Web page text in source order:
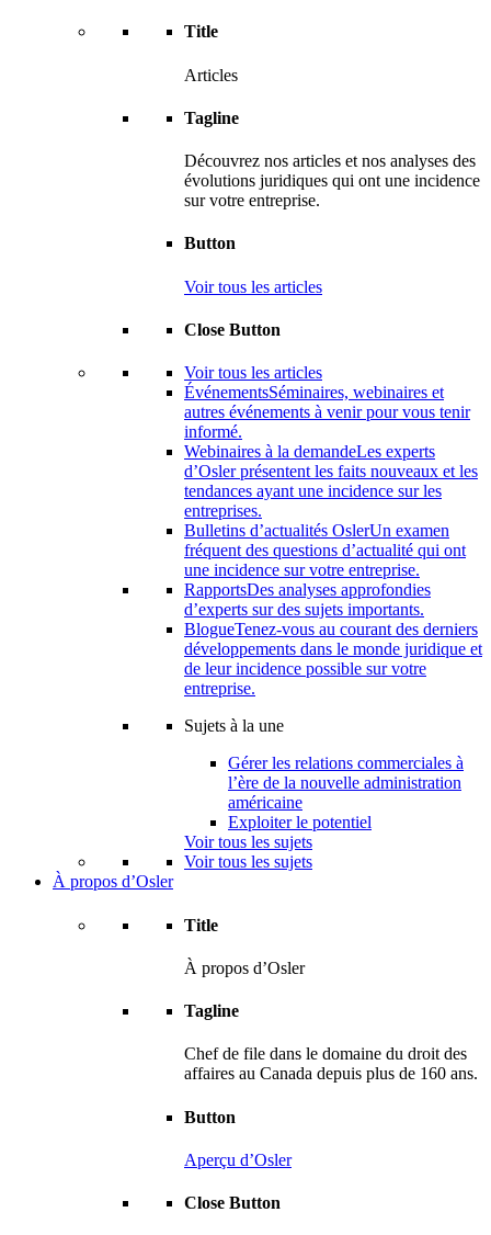
Title
Articles
Tagline
Découvrez nos articles et nos analyses des
évolutions juridiques qui ont une incidence
sur votre entreprise.
Button
Voir tous les articles
Close Button
Voir tous les articles
ÉvénementsSéminaires, webinaires et
autres événements à venir pour vous tenir
informé.
Webinaires à la demandeLes experts
d’Osler présentent les faits nouveaux et les
tendances ayant une incidence sur les
entreprises.
Bulletins d’actualités OslerUn examen
fréquent des questions d’actualité qui ont
une incidence sur votre entreprise.
RapportsDes analyses approfondies
d’experts sur des sujets importants.
BlogueTenez-vous au courant des derniers
développements dans le monde juridique et
de leur incidence possible sur votre
entreprise.
Sujets à la une
Gérer les relations commerciales à
l’ère de la nouvelle administration
américaine
Exploiter le potentiel
Voir tous les sujets
Voir tous les sujets
À propos d’Osler
Title
À propos d’Osler
Tagline
Chef de file dans le domaine du droit des
affaires au Canada depuis plus de 160 ans.
Button
Aperçu d’Osler
Close Button